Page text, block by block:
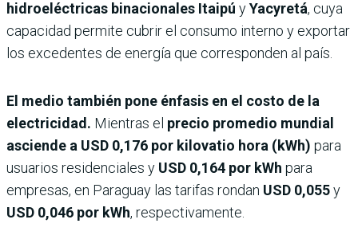
hidroeléctricas binacionales Itaipú yYacyretá, cuya
capacidad permite cubrir el consumo interno y exportar
los excedentes de energía que corresponden al país.
El medio también pone énfasis en el costo de la
electricidad. Mientras el precio promedio mundial
asciende a USD 0,176 por kilovatio hora (kWh) para
usuarios residenciales y USD 0,164 por kWh para
empresas, en Paraguay las tarifas rondan USD 0,055y
USD 0,046 por kWh, respectivamente.